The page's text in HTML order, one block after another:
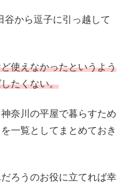
谷から逗子に引っ越して
使えなかったというよう
たくない。
奈川の平屋で暮らすため
一覧としてまとめておき
ろうのお役に立てれば幸